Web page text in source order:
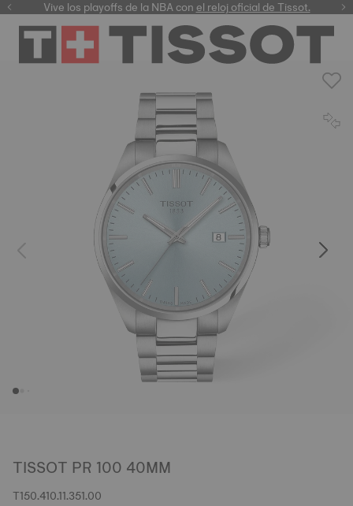
Vive los playoffs de la NBA conel reloj oficial de Tissot.
TISSOT PR 100 40MM
T150.410.11.351.00